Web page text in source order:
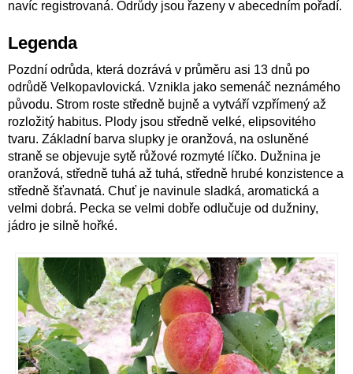
navíc registrovaná. Odrůdy jsou řazeny v abecedním pořadí.
Legenda
Pozdní odrůda, která dozrává v průměru asi 13 dnů po
odrůdě Velkopavlovická. Vznikla jako semenáč neznámého
původu. Strom roste středně bujně a vytváří vzpřímený až
rozložitý habitus. Plody jsou středně velké, elipsovitého
tvaru. Základní barva slupky je oranžová, na osluněné
straně se objevuje sytě růžové rozmyté líčko. Dužnina je
oranžová, středně tuhá až tuhá, středně hrubé konzistence a
středně šťavnatá. Chuť je navinule sladká, aromatická a
velmi dobrá. Pecka se velmi dobře odlučuje od dužniny,
jádro je silně hořké.